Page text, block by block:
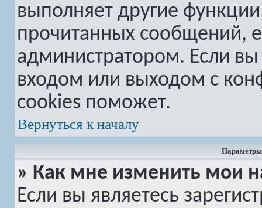
выполняет другие
прочитанных сообщений,
администратором. Если
входом или выходом с
cookies поможет.
Вернуться к началу
Параметры
» Как мне изменить мои
Если вы являетесь